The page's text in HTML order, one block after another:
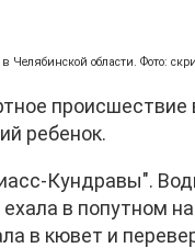
области. Фото:
ребенок.
Кундравы".
ехала в попутном
в кювет и